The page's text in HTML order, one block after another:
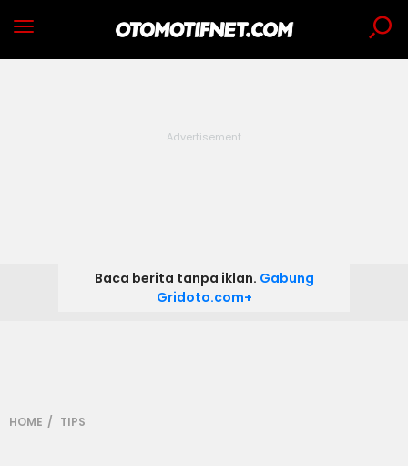
Baca berita tanpa iklan. Gabung
Gridoto.com+
HOME TIPS